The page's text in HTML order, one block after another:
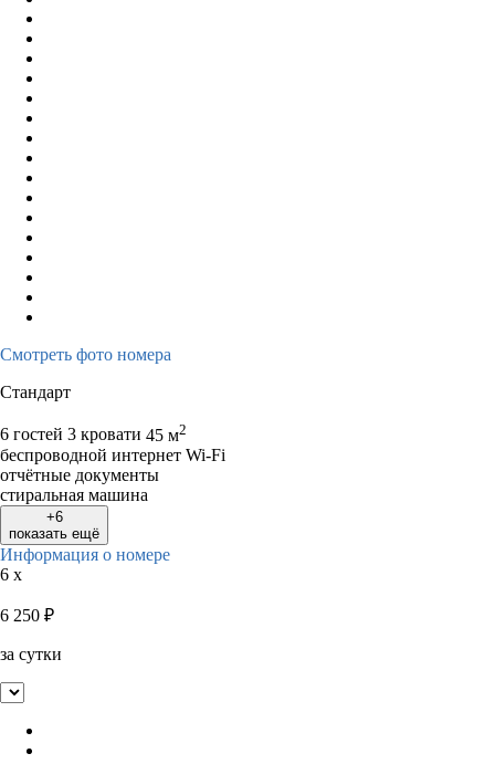
Смотреть фото номера
Стандарт
6 гостей 3 кровати 45 м2
беспроводной интернет Wi-Fi
отчётные документы
стиральная машина
+6
показать ещё
Информация о номере
6 x
6 250 ₽
за сутки